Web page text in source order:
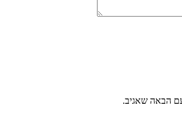
הבאה שאגיב.